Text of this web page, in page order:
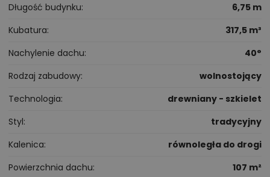
Długość budynku
6,75 m
Kubatura
317,5 m³
Nachylenie dachu
40°
Rodzaj zabudowy
wolnostojący
Technologia
drewniany - szkielet
Styl
tradycyjny
Kalenica
równoległa do drogi
Powierzchnia dachu
107 m²